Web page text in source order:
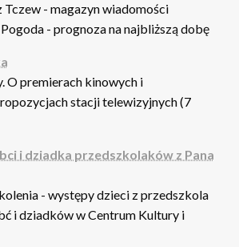
Tczew - magazyn wiadomości
- prognoza na najbliższą dobę
O premierach kinowych i
stacji telewizyjnych (7
i dziadka przedszkolaków z Pana
- występy dzieci z przedszkola
i dziadków w Centrum Kultury i